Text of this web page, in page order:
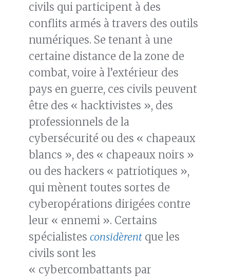
civils qui participent à des
conflits armés à travers des outils
numériques. Se tenant à une
certaine distance de la zone de
combat, voire à l’extérieur des
pays en guerre, ces civils peuvent
être des « hacktivistes », des
professionnels de la
cybersécurité ou des « chapeaux
blancs », des « chapeaux noirs »
ou des hackers « patriotiques »,
qui mènent toutes sortes de
cyberopérations dirigées contre
leur « ennemi ». Certains
spécialistes considèrent que les
civils sont les
« cybercombattants par